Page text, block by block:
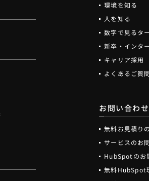
環境を知る
人を知る
数字で見るタ
新卒・インタ
キャリア採用
よくあるご質
お問い合わせ
無料お見積り
サービスのお
HubSpotのお
無料HubSpot